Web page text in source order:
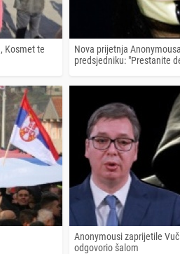
Kosmet te
Nova prijetnja
predsjedniku: "Prestanite
Anonymousi zaprijetile
odgovorio šalom